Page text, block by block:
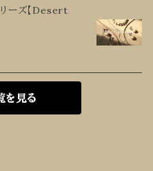
ーズ【Desert
を見る